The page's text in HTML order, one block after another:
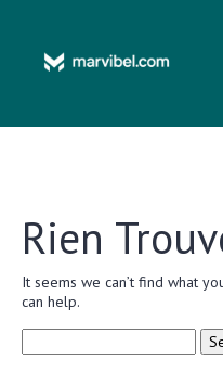
Rien
It seems we can’t find what
can help.